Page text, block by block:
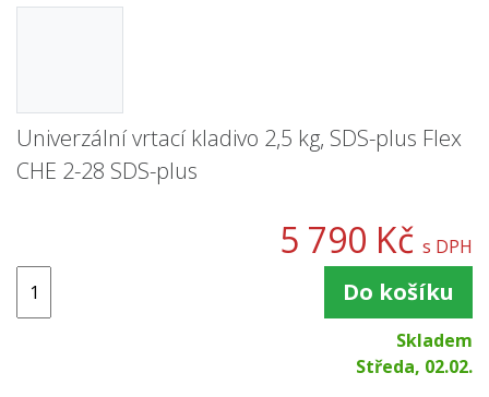
Univerzální vrtací kladivo 2,5 kg, SDS-plus Flex
CHE 2-28 SDS-plus
5 790 Kč s DPH
Do košíku
Skladem
Středa, 02.02.